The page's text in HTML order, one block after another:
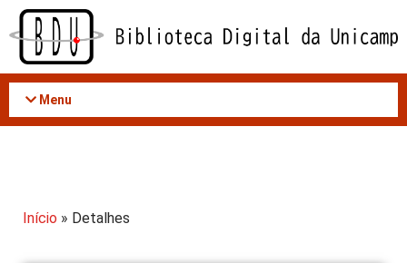
Acessar
conteúdo
Menu
Início » Detalhes